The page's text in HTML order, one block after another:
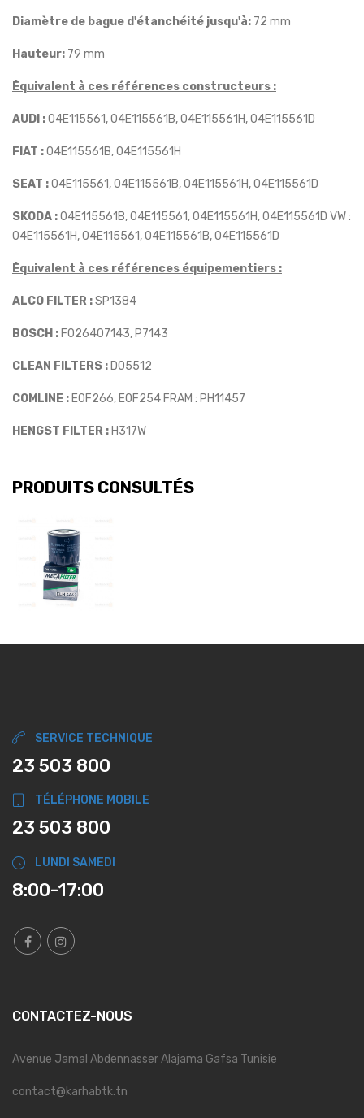
Diamètre de bague d'étanchéité jusqu'à: 72 mm
Hauteur: 79 mm
Équivalent à ces références constructeurs :
AUDI :04E115561, 04E115561B, 04E115561H, 04E115561D
FIAT :04E115561B, 04E115561H
SEAT :04E115561, 04E115561B, 04E115561H, 04E115561D
SKODA :04E115561B, 04E115561, 04E115561H, 04E115561D VW :
04E115561H, 04E115561, 04E115561B, 04E115561D
Équivalent à ces références équipementiers :
ALCO FILTER :SP1384
BOSCH : F026407143, P7143
CLEAN FILTERS : DO5512
COMLINE : EOF266, EOF254 FRAM : PH11457
HENGST FILTER : H317W
PRODUITS CONSULTÉS
SERVICE TECHNIQUE
23 503 800
TÉLÉPHONE MOBILE
23 503 800
LUNDI SAMEDI
8:00-17:00
CONTACTEZ-NOUS
Avenue Jamal Abdennasser Alajama Gafsa Tunisie
contact@karhabtk.tn